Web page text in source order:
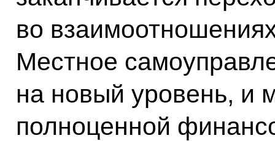
во
Местное
на новый уровень, и
полноценной